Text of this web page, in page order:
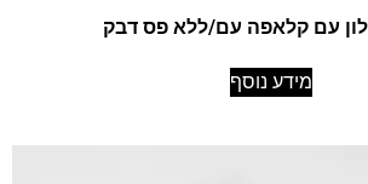
עם קלאפה עם/ללא פס דבק
מידע נוסף